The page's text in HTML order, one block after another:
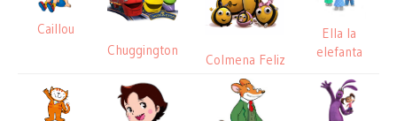
Caillou
Chuggington
Colmena Feliz
Ella la
elefanta